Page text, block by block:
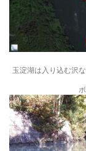
玉淀湖は入り込む沢